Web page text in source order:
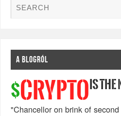
A BLOGRÓL
$CRYPTO IS
"Chancellor on brink of